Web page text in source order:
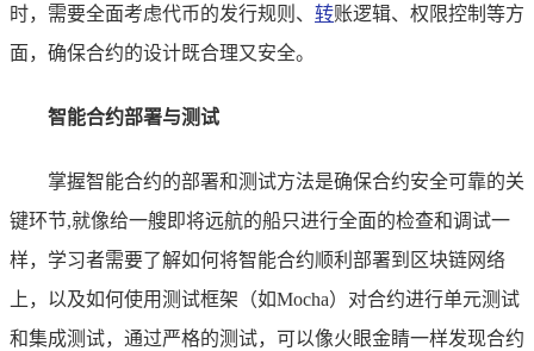
时，需要全面考虑代币的发行规则、 转账逻辑、权限控制等方
面，确保合约的设计既合理又安全。
智能合约部署与测试
掌握智能合约的部署和测试方法是确保合约安全可靠的关
键环节,就像给一艘即将远航的船只进行全面的检查和调试一
样，学习者需要了解如何将智能合约顺利部署到区块链网络
上，以及如何使用测试框架（如Mocha）对合约进行单元测试
和集成测试，通过严格的测试，可以像火眼金睛一样发现合约